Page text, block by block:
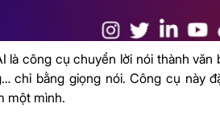
là công cụ chuyển lời nói thành
chỉ bằng giọng nói. Công cụ này
một mình.